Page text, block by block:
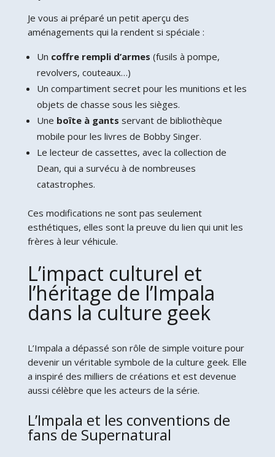
Je vous ai préparé un petit aperçu des
aménagements qui la rendent si spéciale :
Un coffre rempli d’armes (fusils à pompe,
revolvers, couteaux…)
Un compartiment secret pour les munitions et les
objets de chasse sous les sièges.
Une boîte à gants servant de bibliothèque
mobile pour les livres de Bobby Singer.
Le lecteur de cassettes, avec la collection de
Dean, qui a survécu à de nombreuses
catastrophes.
Ces modifications ne sont pas seulement
esthétiques, elles sont la preuve du lien qui unit les
frères à leur véhicule.
L’impact culturel et
l’héritage de l’Impala
dans la culture geek
L’Impala a dépassé son rôle de simple voiture pour
devenir un véritable symbole de la culture geek. Elle
a inspiré des milliers de créations et est devenue
aussi célèbre que les acteurs de la série.
L’Impala et les conventions de
fans de Supernatural